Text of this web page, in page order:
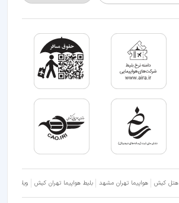
هتل کیش هواپیما تهران مشهد بلیط هواپیما تهران کیش ویلا شمال